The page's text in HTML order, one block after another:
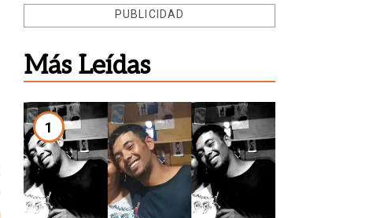
PUBLICIDAD
Más Leídas
1